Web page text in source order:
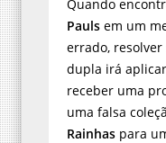
Quando
Pauls em um
errado,
dupla irá
receber uma
uma falsa
Rainhas para